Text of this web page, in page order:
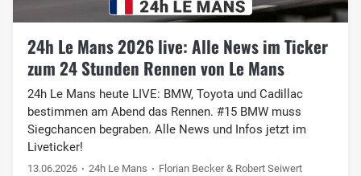
24h Le Mans 2026 live: Alle News im Ticker
zum 24 Stunden Rennen von Le Mans
24h Le Mans heute LIVE: BMW, Toyota und Cadillac
bestimmen am Abend das Rennen. #15 BMW muss
Siegchancen begraben. Alle News und Infos jetzt im
Liveticker!
13.06.2026 24h Le Mans Florian Becker & Robert Seiwert